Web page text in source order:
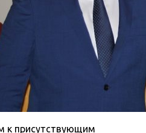
к присутствующим